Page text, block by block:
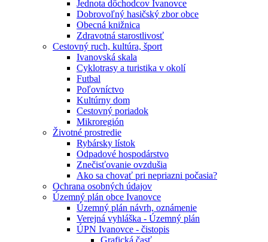
Jednota dôchodcov Ivanovce
Dobrovoľný hasičský zbor obce
Obecná knižnica
Zdravotná starostlivosť
Cestovný ruch, kultúra, šport
Ivanovská skala
Cyklotrasy a turistika v okolí
Futbal
Poľovníctvo
Kultúrny dom
Cestovný poriadok
Mikroregión
Životné prostredie
Rybársky lístok
Odpadové hospodárstvo
Znečisťovanie ovzdušia
Ako sa chovať pri nepriazni počasia?
Ochrana osobných údajov
Územný plán obce Ivanovce
Územný plán návrh, oznámenie
Verejná vyhláška - Územný plán
ÚPN Ivanovce - čistopis
Grafická časť